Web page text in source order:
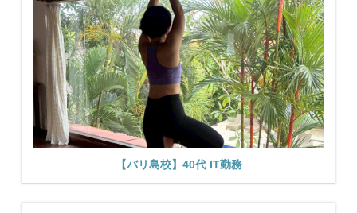
【バリ島校】40代 IT勤務